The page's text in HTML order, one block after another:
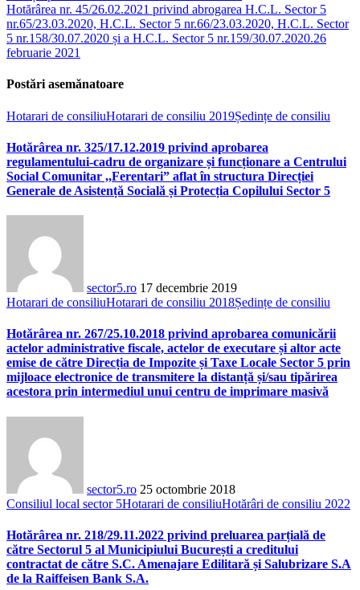
Hotărârea nr. 45/26.02.2021 privind abrogarea H.C.L. Sector 5
nr.65/23.03.2020, H.C.L. Sector 5 nr.66/23.03.2020, H.C.L. Sector
5 nr.158/30.07.2020 și a H.C.L. Sector 5 nr.159/30.07.2020.26
februarie 2021
Postări asemănatoare
Hotarari de consiliuHotarari de consiliu 2019Ședințe de consiliu
Hotărârea nr. 325/17.12.2019 privind aprobarea
regulamentului-cadru de organizare și funcționare a Centrului
Social Comunitar ,,Ferentari” aflat în structura Direcției
Generale de Asistență Socială și Protecția Copilului Sector 5
sector5.ro 17 decembrie 2019
Hotarari de consiliuHotarari de consiliu 2018Ședințe de consiliu
Hotărârea nr. 267/25.10.2018 privind aprobarea comunicării
actelor administrative fiscale, actelor de executare și altor acte
emise de către Direcția de Impozite și Taxe Locale Sector 5 prin
mijloace electronice de transmitere la distanță și/sau tipărirea
acestora prin intermediul unui centru de imprimare masivă
sector5.ro 25 octombrie 2018
Consiliul local sector 5Hotarari de consiliuHotărâri de consiliu 2022
Hotărârea nr. 218/29.11.2022 privind preluarea parțială de
către Sectorul 5 al Municipiului București a creditului
contractat de către S.C. Amenajare Edilitară și Salubrizare S.A
de la Raiffeisen Bank S.A.